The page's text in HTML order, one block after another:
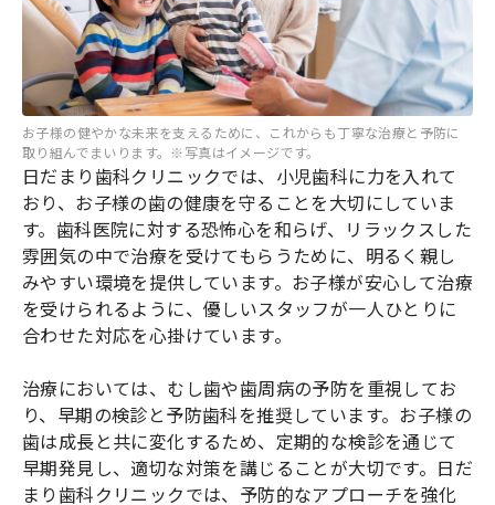
お子様の健やかな未来を支えるために、これからも丁寧な治療と予防に
取り組んでまいります。※写真はイメージです。
日だまり歯科クリニックでは、小児歯科に力を入れて
おり、お子様の歯の健康を守ることを大切にしていま
す。歯科医院に対する恐怖心を和らげ、リラックスした
雰囲気の中で治療を受けてもらうために、明るく親し
みやすい環境を提供しています。お子様が安心して治療
を受けられるように、優しいスタッフが一人ひとりに
合わせた対応を心掛けています。
治療においては、むし歯や歯周病の予防を重視してお
り、早期の検診と予防歯科を推奨しています。お子様の
歯は成長と共に変化するため、定期的な検診を通じて
早期発見し、適切な対策を講じることが大切です。日だ
まり歯科クリニックでは、予防的なアプローチを強化